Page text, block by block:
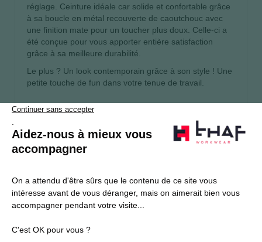
réglage. Ceinture idéale car solide et confortable grâce
à sa boucle en métal recouverte de caoutchouc avec
une finition mate pour un toucher plus doux. Celle-ci a
été conçue pour vous apporter entière satisfaction
grâce à sa meilleure durabilité.
Le plus ? Un look contemporain grâce à son style ! Une
petite touche de fun dans votre tenue de travail.
Je souhaite m'inscrire à la newsletter Thaf Workwear